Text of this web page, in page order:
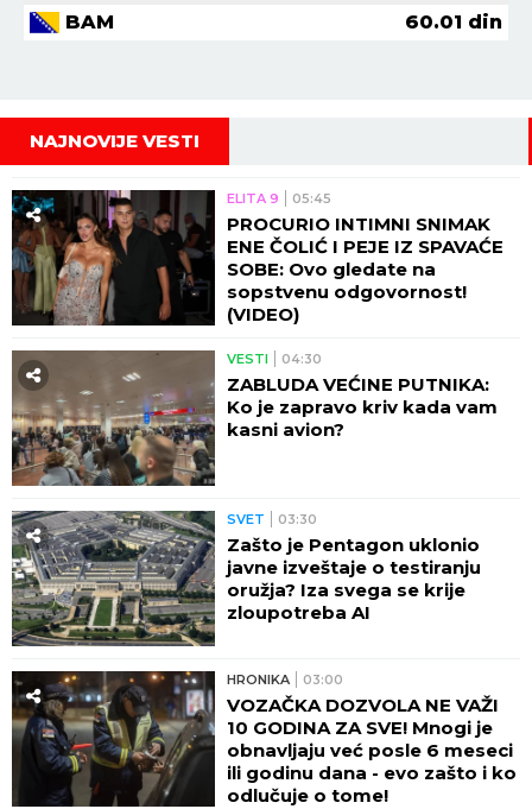
BAM
60.01 din
NAJNOVIJE VESTI
ELITA 9 05:45
PROCURIO INTIMNI SNIMAK
ENE ČOLIĆ I PEJE IZ SPAVAĆE
SOBE: Ovo gledate na
sopstvenu odgovornost!
(VIDEO)
VESTI 04:30
ZABLUDA VEĆINE PUTNIKA:
Ko je zapravo kriv kada vam
kasni avion?
SVET 03:30
Zašto je Pentagon uklonio
javne izveštaje o testiranju
oružja? Iza svega se krije
zloupotreba AI
HRONIKA 03:00
VOZAČKA DOZVOLA NE VAŽI
10 GODINA ZA SVE! Mnogi je
obnavljaju već posle 6 meseci
ili godinu dana - evo zašto i ko
odlučuje o tome!